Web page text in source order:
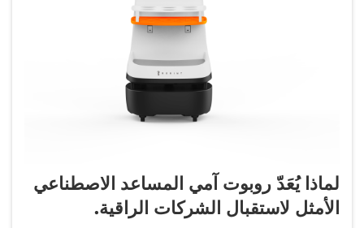
لماذا يُعَدّ روبوت آمي المساعد الاصطناعي
الأمثل لاستقبال الشركات الراقية.